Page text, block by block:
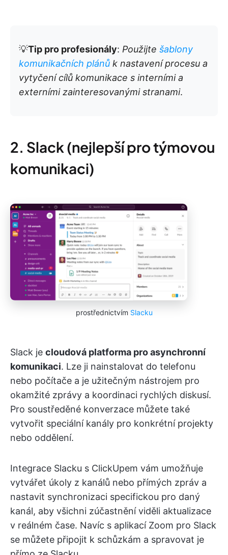
💡Tip pro profesionály: Použijte šablony
komunikačních plánů k nastavení procesu a
vytyčení cílů komunikace s interními a
externími zainteresovanými stranami.
2. Slack (nejlepší pro týmovou
komunikaci)
prostřednictvím Slacku
Slack je cloudová platforma pro asynchronní
komunikaci. Lze ji nainstalovat do telefonu
nebo počítače a je užitečným nástrojem pro
okamžité zprávy a koordinaci rychlých diskusí.
Pro soustředěné konverzace můžete také
vytvořit speciální kanály pro konkrétní projekty
nebo oddělení.
Integrace Slacku s ClickUpem vám umožňuje
vytvářet úkoly z kanálů nebo přímých zpráv a
nastavit synchronizaci specifickou pro daný
kanál, aby všichni zúčastnění viděli aktualizace
v reálném čase. Navíc s aplikací Zoom pro Slack
se můžete připojit k schůzkám a spravovat je